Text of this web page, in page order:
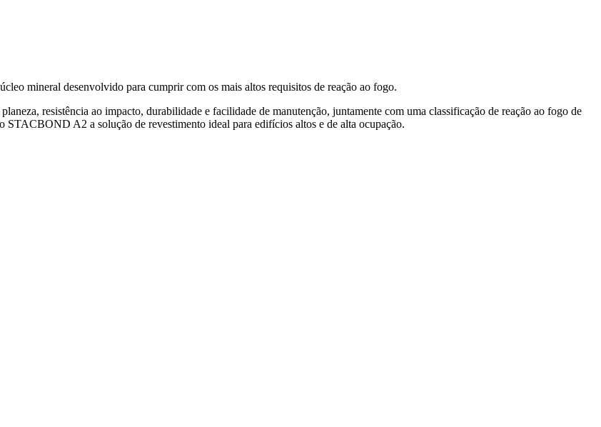
mineral desenvolvido para cumprir com os mais altos requisitos de reação ao fogo.
resistência ao impacto, durabilidade e facilidade de manutenção, juntamente com uma classificação de reação ao fogo de
A2 a solução de revestimento ideal para edifícios altos e de alta ocupação.